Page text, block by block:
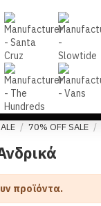
70% OFF SALE
προϊόντα.